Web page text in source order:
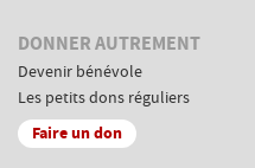
DONNER AUTREMENT
Devenir bénévole
Les petits dons réguliers
Faire un don